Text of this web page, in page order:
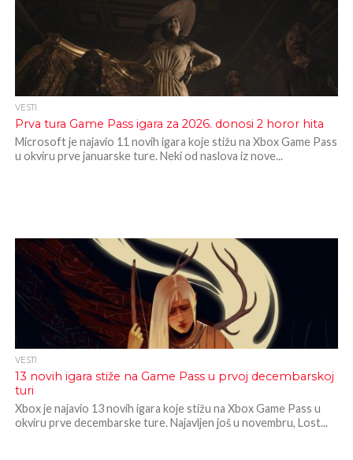
VESTI
Prva tura Game Pass igara za 2026. donosi 2 horor hita
Microsoft je najavio 11 novih igara koje stižu na Xbox Game Pass
u okviru prve januarske ture. Neki od naslova iz nove...
VESTI
13 novih igara stiže na Game Pass u prvoj decembarskoj
turi
Xbox je najavio 13 novih igara koje stižu na Xbox Game Pass u
okviru prve decembarske ture. Najavljen još u novembru, Lost...